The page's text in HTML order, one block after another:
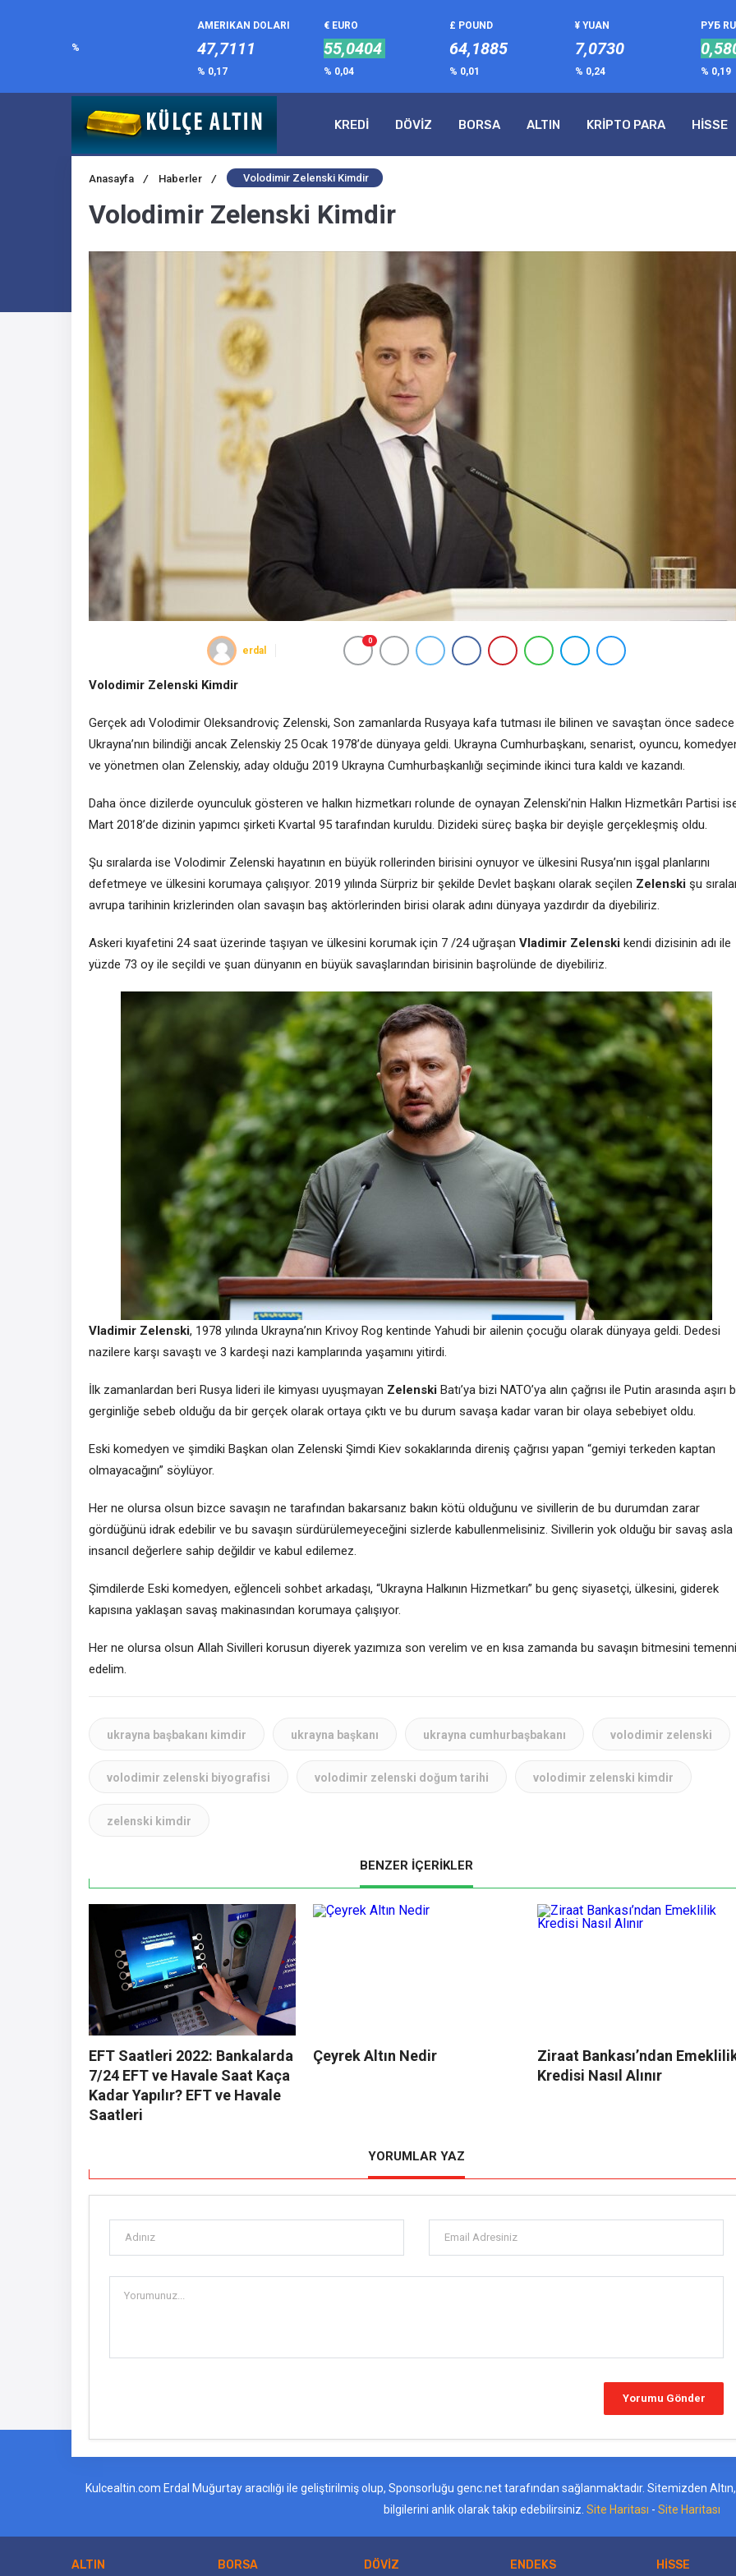
%
AMERIKAN DOLARI
47,7111
% 0,17
€ EURO
55,0404
% 0,04
£ POUND
64,1885
% 0,01
¥ YUAN
7,0730
% 0,24
РУБ
% 0,19
KREDİ DÖVİZ BORSA ALTIN KRİPTO PARA HİSSE
Anasayfa / Haberler / Volodimir Zelenski Kimdir
Volodimir Zelenski Kimdir
erdal
0
Volodimir Zelenski Kimdir
Gerçek adı Volodimir Oleksandroviç Zelenski, Son zamanlarda Rusyaya kafa tutması ile bilinen ve savaştan önce sadece
Ukrayna’nın bilindiği ancak Zelenskiy 25 Ocak 1978’de dünyaya geldi. Ukrayna Cumhurbaşkanı, senarist, oyuncu,
ve yönetmen olan Zelenskiy, aday olduğu 2019 Ukrayna Cumhurbaşkanlığı seçiminde ikinci tura kaldı ve kazandı.
Daha önce dizilerde oyunculuk gösteren ve halkın hizmetkarı rolunde de oynayan Zelenski’nin Halkın Hizmetkârı Partisi
Mart 2018’de dizinin yapımcı şirketi Kvartal 95 tarafından kuruldu. Dizideki süreç başka bir deyişle gerçekleşmiş oldu.
Şu sıralarda ise Volodimir Zelenski hayatının en büyük rollerinden birisini oynuyor ve ülkesini Rusya’nın işgal planlarını
defetmeye ve ülkesini korumaya çalışıyor. 2019 yılında Sürpriz bir şekilde Devlet başkanı olarak seçilen Zelenski şu
avrupa tarihinin krizlerinden olan savaşın baş aktörlerinden birisi olarak adını dünyaya yazdırdır da diyebiliriz.
Askeri kıyafetini 24 saat üzerinde taşıyan ve ülkesini korumak için 7 /24 uğraşan Vladimir Zelenski kendi dizisinin adı ile
yüzde 73 oy ile seçildi ve şuan dünyanın en büyük savaşlarından birisinin başrolünde de diyebiliriz.
Vladimir Zelenski, 1978 yılında Ukrayna’nın Krivoy Rog kentinde Yahudi bir ailenin çocuğu olarak dünyaya geldi. Dedesi
nazilere karşı savaştı ve 3 kardeşi nazi kamplarında yaşamını yitirdi.
İlk zamanlardan beri Rusya lideri ile kimyası uyuşmayan Zelenski Batı’ya bizi NATO’ya alın çağrısı ile Putin arasında aşırı
gerginliğe sebeb olduğu da bir gerçek olarak ortaya çıktı ve bu durum savaşa kadar varan bir olaya sebebiyet oldu.
Eski komedyen ve şimdiki Başkan olan Zelenski Şimdi Kiev sokaklarında direniş çağrısı yapan “gemiyi terkeden kaptan
olmayacağını” söylüyor.
Her ne olursa olsun bizce savaşın ne tarafından bakarsanız bakın kötü olduğunu ve sivillerin de bu durumdan zarar
gördüğünü idrak edebilir ve bu savaşın sürdürülemeyeceğini sizlerde kabullenmelisiniz. Sivillerin yok olduğu bir savaş asla
insancıl değerlere sahip değildir ve kabul edilemez.
Şimdilerde Eski komedyen, eğlenceli sohbet arkadaşı, “Ukrayna Halkının Hizmetkarı” bu genç siyasetçi, ülkesini, giderek
kapısına yaklaşan savaş makinasından korumaya çalışıyor.
Her ne olursa olsun Allah Sivilleri korusun diyerek yazımıza son verelim ve en kısa zamanda bu savaşın bitmesini temenni
edelim.
ukrayna başbakanı kimdir ukrayna başkanı ukrayna cumhurbaşbakanı volodimir zelenski
volodimir zelenski biyografisi volodimir zelenski doğum tarihi volodimir zelenski kimdir
zelenski kimdir
BENZER İÇERİKLER
EFT Saatleri 2022: Bankalarda
7/24 EFT ve Havale Saat Kaça
Kadar Yapılır? EFT ve Havale
Saatleri
Çeyrek Altın Nedir
Ziraat Bankası’ndan
Kredisi Nasıl Alınır
YORUMLAR YAZ
Kulcealtin.com Erdal Muğurtay aracılığı ile geliştirilmiş olup, Sponsorluğu genc.net tarafından sağlanmaktadır. Sitemizden
bilgilerini anlık olarak takip edebilirsiniz. Site Haritası - Site Haritası
ALTIN BORSA DÖVİZ ENDEKS HİSSE